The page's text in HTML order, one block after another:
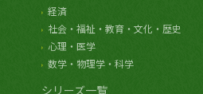
経済
社会・福祉・教育・文化・歴史
心理・医学
数学・物理学・科学
シリーズ一覧